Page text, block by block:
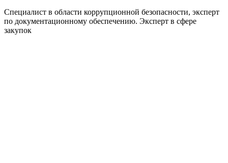
Специалист в области коррупционной безопасности, эксперт
по документационному обеспечению. Эксперт в сфере
закупок